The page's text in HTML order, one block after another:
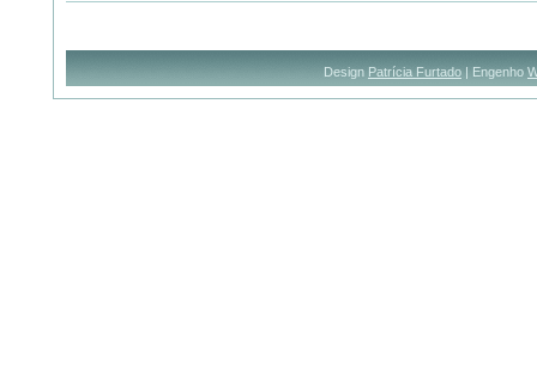
Design Patrícia Furtado | Engenho